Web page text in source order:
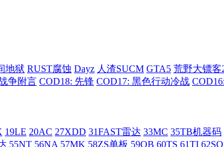
地狱 RUST腐蚀 Dayz 人渣SUCM GTA5 荒野大镖客
争附言 COD18: 先锋 COD17: 黑色行动冷战
19LE 20AC 27XDD 31FAST雷达 33MC 35TB机器码
55NT 56NA 57MK 58ZS单板 59OB 60TS 61TI 62SO